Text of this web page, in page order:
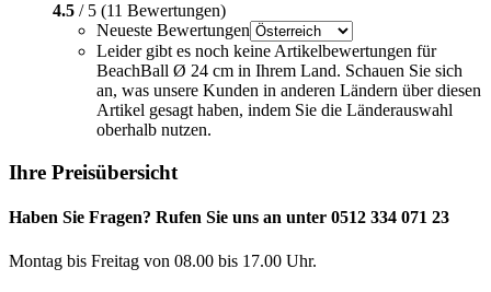
4.5 / 5 (11 Bewertungen)
Neueste Bewertungen
Leider gibt es noch keine Artikelbewertungen für
BeachBall Ø 24 cm in Ihrem Land. Schauen Sie sich
an, was unsere Kunden in anderen Ländern über diesen
Artikel gesagt haben, indem Sie die Länderauswahl
oberhalb nutzen.
Ihre Preisübersicht
Haben Sie Fragen? Rufen Sie uns an unter 0512 334 071 23
Montag bis Freitag von 08.00 bis 17.00 Uhr.